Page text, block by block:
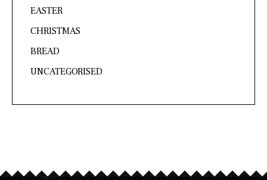
EASTER
CHRISTMAS
BREAD
UNCATEGORISED